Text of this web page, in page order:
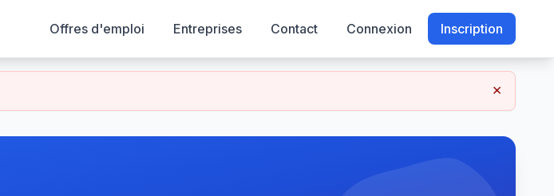
Offres d'emploi Entreprises Contact Connexion Inscription
×